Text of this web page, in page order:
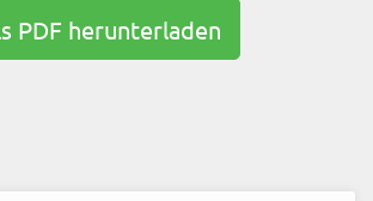
PDF herunterladen